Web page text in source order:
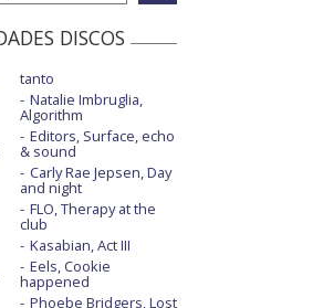
DISCOS
tanto
Natalie Imbruglia,
Algorithm
Editors, Surface, echo
& sound
Carly Rae Jepsen, Day
and night
FLO, Therapy at the
club
Kasabian, Act III
Eels, Cookie
happened
Phoebe Bridgers, Lost